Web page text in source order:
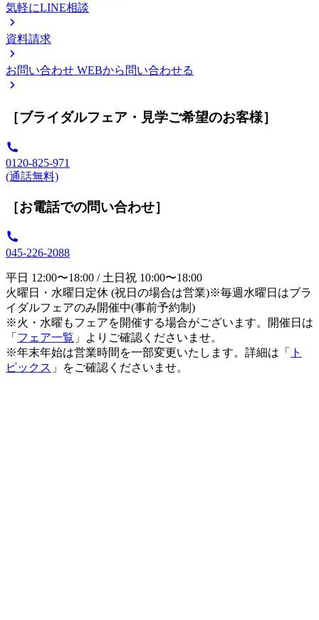
気軽にLINE相談
資料請求
お問い合わせ WEBから問い合わせる
［ブライダルフェア・見学ご希望のお客様］
0120-825-971
(通話無料)
［お電話での問い合わせ］
045-226-2088
平日 12:00〜18:00 / 土日祝 10:00〜18:00
火曜日・水曜日定休 (祝日の場合は営業)※毎週水曜日はブラ
イダルフェアのみ開催中(事前予約制)
※火・水曜もフェアを開催する場合がございます。開催日は
「フェア一覧 」よりご確認くださいませ。
※年末年始は営業時間を一部変更いたします。詳細は「 ト
ピックス 」をご確認くださいませ。